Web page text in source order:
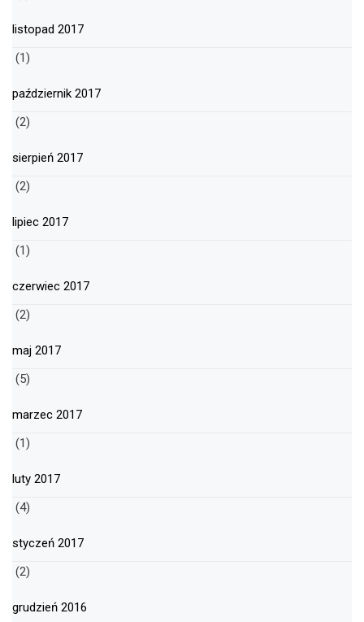
listopad 2017
(1)
październik 2017
(2)
sierpień 2017
(2)
lipiec 2017
(1)
czerwiec 2017
(2)
maj 2017
(5)
marzec 2017
(1)
luty 2017
(4)
styczeń 2017
(2)
grudzień 2016